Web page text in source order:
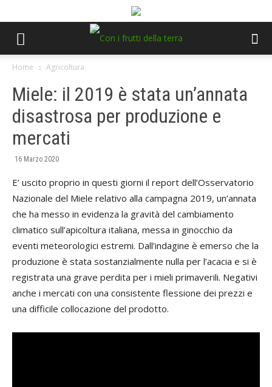
Home Agricoltura
Miele: il 2019 è stata un’annata
disastrosa per produzione e
mercati
16 Marzo 2020
E’ uscito proprio in questi giorni il report dell’Osservatorio
Nazionale del Miele relativo alla campagna 2019, un’annata
che ha messo in evidenza la gravità del cambiamento
climatico sull’apicoltura italiana, messa in ginocchio da
eventi meteorologici estremi. Dall’indagine è emerso che la
produzione è stata sostanzialmente nulla per l’acacia e si è
registrata una grave perdita per i mieli primaverili. Negativi
anche i mercati con una consistente flessione dei prezzi e
una difficile collocazione del prodotto.